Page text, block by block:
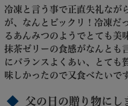
冷凍と言う事で正直失礼なが
が、なんとビックリ！冷凍だ
るあんみつのようでとても美
抹茶ゼリーの食感がなんとも
にバランスよくあい、とても
味しかったので又食べたいです
父の日の贈り物にし